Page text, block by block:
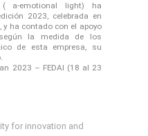
a-emotional light) ha
2023, celebrada en
y ha contado con el apoyo
la medida de los
de esta empresa, su
2023 – FEDAI (18 al 23
for innovation and